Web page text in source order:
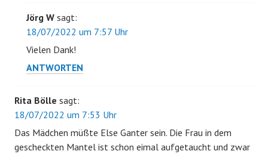
Jörg W sagt:
18/07/2022 um 7:57 Uhr
Vielen Dank!
ANTWORTEN
Rita Bölle sagt:
18/07/2022 um 7:53 Uhr
Das Mädchen müßte Else Ganter sein. Die Frau in dem
gescheckten Mantel ist schon eimal aufgetaucht und zwar